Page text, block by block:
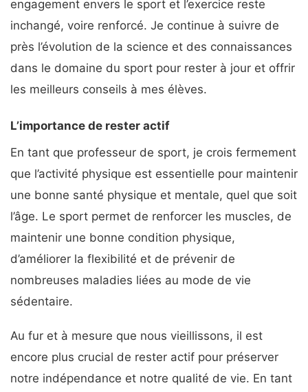
engagement envers le sport et l’exercice reste
inchangé, voire renforcé. Je continue à suivre de
près l’évolution de la science et des connaissances
dans le domaine du sport pour rester à jour et offrir
les meilleurs conseils à mes élèves.
L’importance de rester actif
En tant que professeur de sport, je crois fermement
que l’activité physique est essentielle pour maintenir
une bonne santé physique et mentale, quel que soit
l’âge. Le sport permet de renforcer les muscles, de
maintenir une bonne condition physique,
d’améliorer la flexibilité et de prévenir de
nombreuses maladies liées au mode de vie
sédentaire.
Au fur et à mesure que nous vieillissons, il est
encore plus crucial de rester actif pour préserver
notre indépendance et notre qualité de vie. En tant